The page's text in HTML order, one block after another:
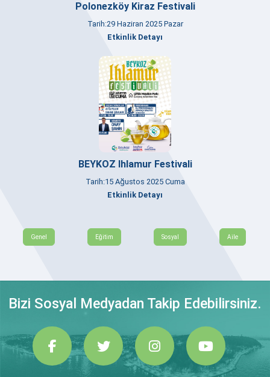
Polonezköy Kiraz Festivali
Tarih:29 Haziran 2025 Pazar
Etkinlik Detayı
BEYKOZ Ihlamur Festivali
Tarih:15 Ağustos 2025 Cuma
Etkinlik Detayı
Genel Eğitim Sosyal Aile
Bizi Sosyal Medyadan Takip Edebilirsiniz.